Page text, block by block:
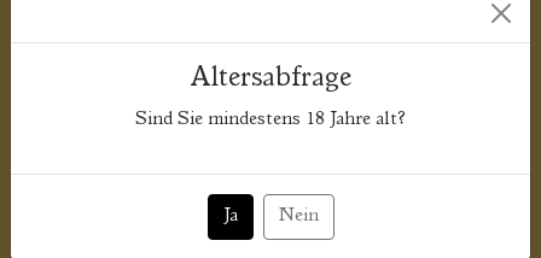
Altersabfrage
Sind Sie mindestens 18 Jahre alt?
Ja Nein
Weingut H.u.C. Wolf
Ruprechtstr. 20 | 67483 Edesheim
ÖFFNUNGSZEITEN: